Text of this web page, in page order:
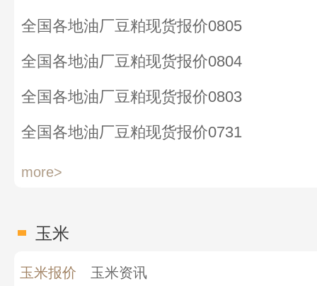
全国各地油厂豆粕现货报价0805
全国各地油厂豆粕现货报价0804
全国各地油厂豆粕现货报价0803
全国各地油厂豆粕现货报价0731
more>
玉米
玉米报价 玉米资讯